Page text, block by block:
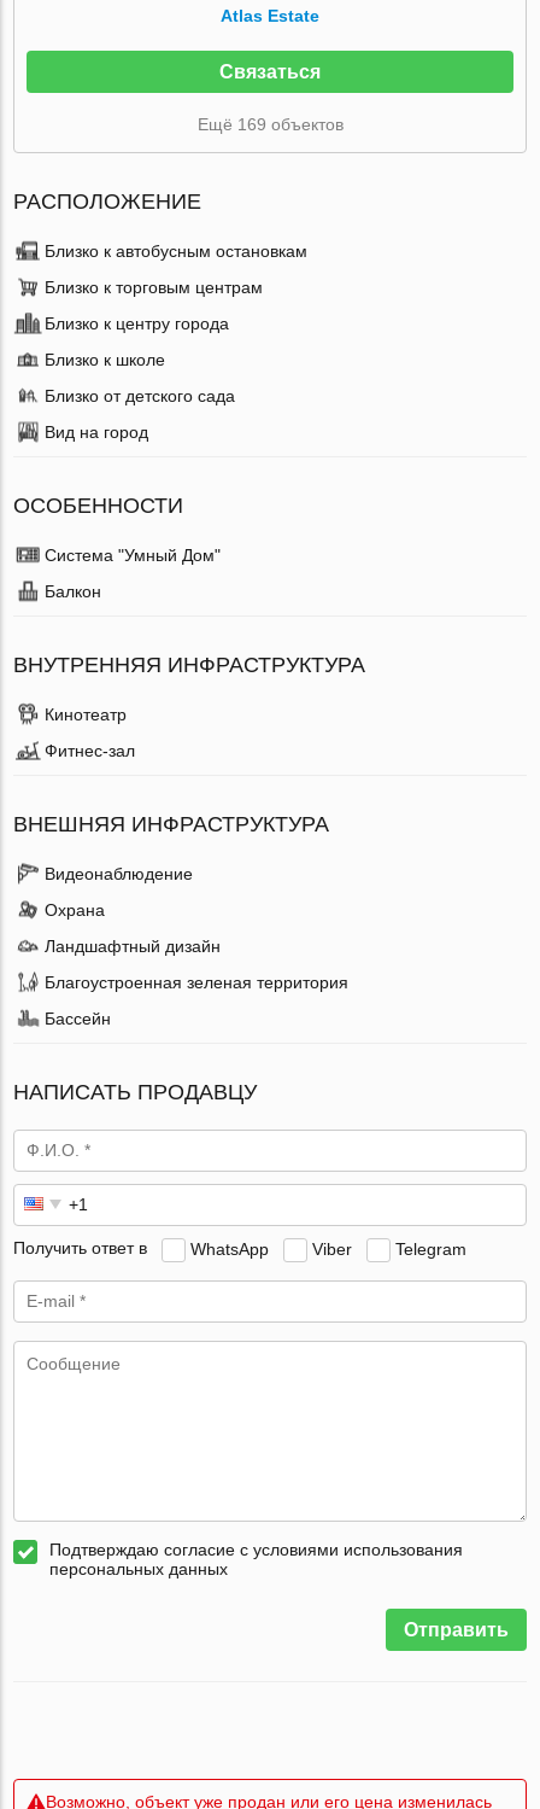
Atlas Estate
Связаться
Ещё 169 объектов
РАСПОЛОЖЕНИЕ
Близко к автобусным остановкам
Близко к торговым центрам
Близко к центру города
Близко к школе
Близко от детского сада
Вид на город
ОСОБЕННОСТИ
Система "Умный Дом"
Балкон
ВНУТРЕННЯЯ ИНФРАСТРУКТУРА
Кинотеатр
Фитнес-зал
ВНЕШНЯЯ ИНФРАСТРУКТУРА
Видеонаблюдение
Охрана
Ландшафтный дизайн
Благоустроенная зеленая территория
Бассейн
НАПИСАТЬ ПРОДАВЦУ
Получить ответ в WhatsApp Viber Telegram
Подтверждаю согласие с условиями использования
персональных данных
Отправить
Возможно, объект уже продан или его цена изменилась